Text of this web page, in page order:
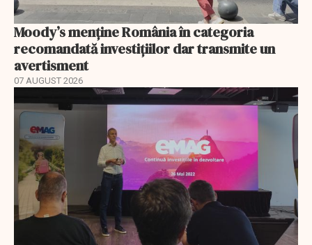
Moody’s menține România în categoria
recomandată investițiilor dar transmite un
avertisment
07 AUGUST 2026